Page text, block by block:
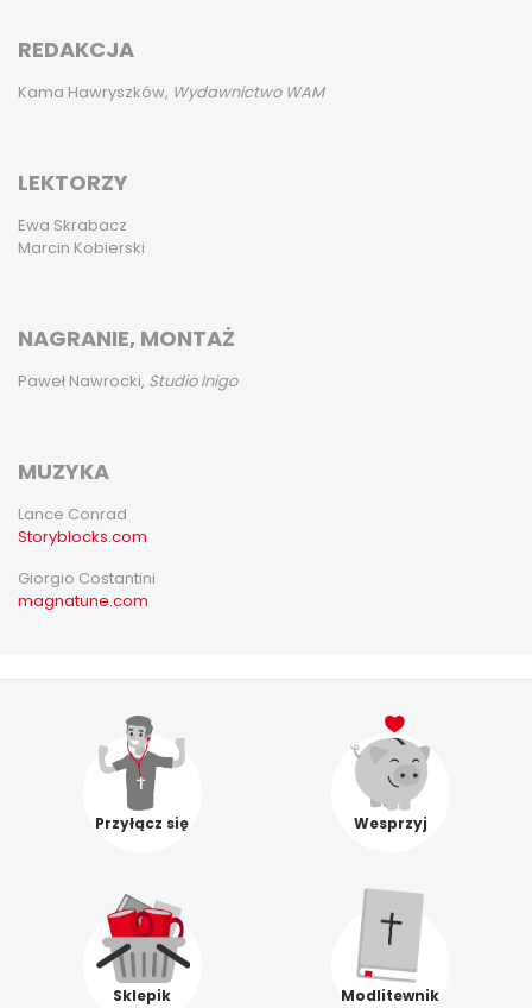
REDAKCJA
Kama Hawryszków, Wydawnictwo WAM
LEKTORZY
Ewa Skrabacz
Marcin Kobierski
NAGRANIE, MONTAŻ
Paweł Nawrocki, Studio Inigo
MUZYKA
Lance Conrad
Storyblocks.com
Giorgio Costantini
magnatune.com
Przyłącz się Wesprzyj
Sklepik Modlitewnik